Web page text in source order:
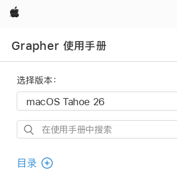
Apple
Grapher 使用手册
选择版本：
在
用
目录